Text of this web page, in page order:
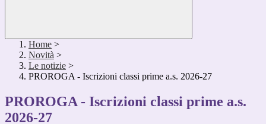
Home >
Novità >
Le notizie >
PROROGA - Iscrizioni classi prime a.s. 2026-27
PROROGA - Iscrizioni classi prime a.s.
2026-27